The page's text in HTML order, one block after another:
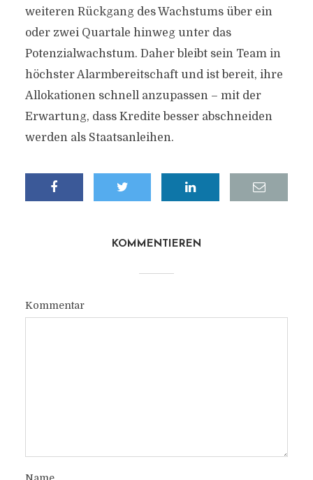
weiteren Rückgang des Wachstums über ein
oder zwei Quartale hinweg unter das
Potenzialwachstum. Daher bleibt sein Team in
höchster Alarmbereitschaft und ist bereit, ihre
Allokationen schnell anzupassen – mit der
Erwartung, dass Kredite besser abschneiden
werden als Staatsanleihen.
KOMMENTIEREN
Kommentar